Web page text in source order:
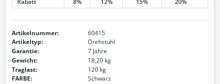
Artikelnummer:
60415
Artikeltyp:
Drehstuhl
Garantie:
7 Jahre
Gewicht:
18,20 kg
Traglast:
120 kg
FARBE:
Schwarz